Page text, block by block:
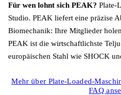
Für wen lohnt sich PEAK? Plate-
Studio. PEAK liefert eine präzise
Biomechanik: Ihre Mitglieder
PEAK ist die wirtschaftlichste
europäischen Stahl wie SHOCK
Mehr über Plate-Loaded-
FAQ